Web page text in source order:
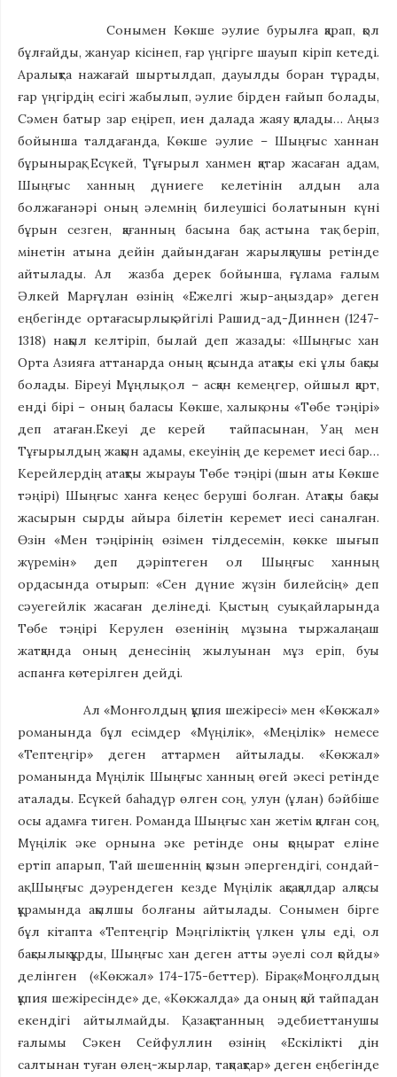
Сонымен Көкше әулие бурылға қарап, қол
бұлғайды, жануар кісінеп, ғар үңгірге шауып кіріп кетеді.
Аралықта нажағай шыртылдап, дауылды боран тұрады,
ғар үңгірдің есігі жабылып, әулие бірден ғайып болады,
Сәмен батыр зар еңіреп, иен далада жаяу қалады… Аңыз
бойынша талдағанда, Көкше әулие – Шыңғыс ханнан
бұрынырақ, Есүкей, Тұғырыл ханмен қатар жасаған адам,
Шыңғыс ханның дүниеге келетінін алдын ала
болжағанәрі оның әлемнің билеушісі болатынын күні
бұрын сезген, қағанның басына бақ, астына тақ беріп,
мінетін атына дейін дайындаған жарылқаушы ретінде
айтылады. Ал жазба дерек бойынша, ғұлама ғалым
Әлкей Марғұлан өзінің «Ежелгі жыр-аңыздар» деген
еңбегінде ортағасырлық әйгілі Рашид-ад-Диннен (1247-
1318) нақыл келтіріп, былай деп жазады: «Шыңғыс хан
Орта Азияға аттанарда оның қасында атақты екі ұлы бақсы
болады. Біреуі Мұңлық, ол – асқан кемеңгер, ойшыл қарт,
енді бірі – оның баласы Көкше, халық оны «Төбе тәңірі»
деп атаған.Екеуі де керей тайпасынан, Уаң мен
Тұғырылдың жақын адамы, екеуінің де керемет иесі бар…
Керейлердің атақты жырауы Төбе тәңірі (шын аты Көкше
тәңірі) Шыңғыс ханға кеңес беруші болған. Атақты бақсы
жасырын сырды айыра білетін керемет иесі саналған.
Өзін «Мен тәңірінің өзімен тілдесемін, көкке шығып
жүремін» деп дәріптеген ол Шыңғыс ханның
ордасында отырып: «Сен дүние жүзін билейсің» деп
сәуегейлік жасаған делінеді. Қыстың суық айларында
Төбе тәңірі Керулен өзенінің мұзына тыржалаңаш
жатқанда оның денесінің жылуынан мұз еріп, буы
аспанға көтерілген дейді.
Ал «Монғолдың құпия шежіресі» мен «Көкжал»
романында бұл есімдер «Мүңілік», «Меңілік» немесе
«Тептеңгір» деген аттармен айтылады. «Көкжал»
романында Мүңілік Шыңғыс ханның өгей әкесі ретінде
аталады. Есүкей баһадүр өлген соң, улун (ұлан) бәйбіше
осы адамға тиген. Романда Шыңғыс хан жетім қалған соң,
Мүңілік әке орнына әке ретінде оны қоңырат еліне
ертіп апарып, Тай шешеннің қызын әпергендігі, сондай-
ақ Шыңғыс дәурендеген кезде Мүңілік ақсақалдар алқасы
құрамында ақылшы болғаны айтылады. Сонымен бірге
бұл кітапта «Тептеңгір Мәңгіліктің үлкен ұлы еді, ол
бақсылық құрды, Шыңғыс хан деген атты әуелі сол қойды»
делінген («Көкжал» 174-175-беттер). Бірақ «Моңғолдың
құпия шежіресінде» де, «Көкжалда» да оның қай тайпадан
екендігі айтылмайды. Қазақстанның әдебиеттанушы
ғалымы Сәкен Сейфуллин өзінің «Ескілікті дін
салтынан туған өлең-жырлар, тақпақтар» деген еңбегінде